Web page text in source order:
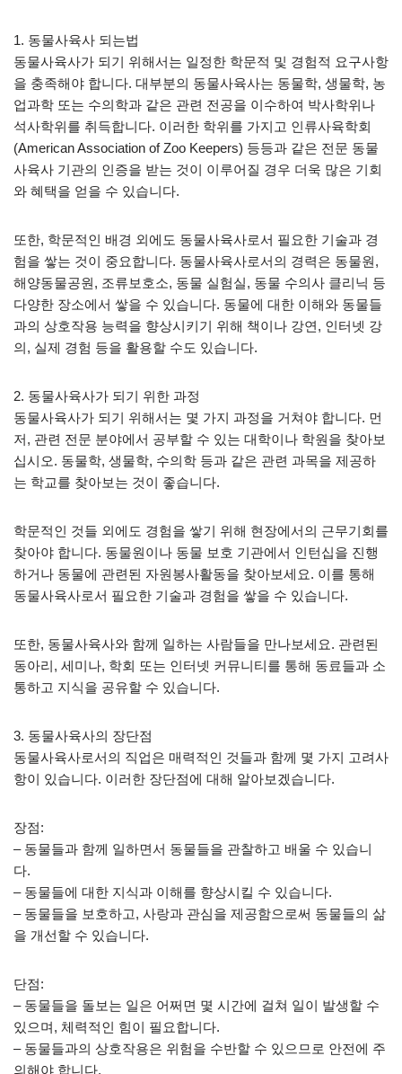
1. 동물사육사 되는법
동물사육사가 되기 위해서는 일정한 학문적 및 경험적 요구사항
을 충족해야 합니다. 대부분의 동물사육사는 동물학, 생물학, 농
업과학 또는 수의학과 같은 관련 전공을 이수하여 박사학위나
석사학위를 취득합니다. 이러한 학위를 가지고 인류사육학회
(American Association of Zoo Keepers) 등등과 같은 전문 동물
사육사 기관의 인증을 받는 것이 이루어질 경우 더욱 많은 기회
와 혜택을 얻을 수 있습니다.
또한, 학문적인 배경 외에도 동물사육사로서 필요한 기술과 경
험을 쌓는 것이 중요합니다. 동물사육사로서의 경력은 동물원,
해양동물공원, 조류보호소, 동물 실험실, 동물 수의사 클리닉 등
다양한 장소에서 쌓을 수 있습니다. 동물에 대한 이해와 동물들
과의 상호작용 능력을 향상시키기 위해 책이나 강연, 인터넷 강
의, 실제 경험 등을 활용할 수도 있습니다.
2. 동물사육사가 되기 위한 과정
동물사육사가 되기 위해서는 몇 가지 과정을 거쳐야 합니다. 먼
저, 관련 전문 분야에서 공부할 수 있는 대학이나 학원을 찾아보
십시오. 동물학, 생물학, 수의학 등과 같은 관련 과목을 제공하
는 학교를 찾아보는 것이 좋습니다.
학문적인 것들 외에도 경험을 쌓기 위해 현장에서의 근무기회를
찾아야 합니다. 동물원이나 동물 보호 기관에서 인턴십을 진행
하거나 동물에 관련된 자원봉사활동을 찾아보세요. 이를 통해
동물사육사로서 필요한 기술과 경험을 쌓을 수 있습니다.
또한, 동물사육사와 함께 일하는 사람들을 만나보세요. 관련된
동아리, 세미나, 학회 또는 인터넷 커뮤니티를 통해 동료들과 소
통하고 지식을 공유할 수 있습니다.
3. 동물사육사의 장단점
동물사육사로서의 직업은 매력적인 것들과 함께 몇 가지 고려사
항이 있습니다. 이러한 장단점에 대해 알아보겠습니다.
장점:
– 동물들과 함께 일하면서 동물들을 관찰하고 배울 수 있습니
다.
– 동물들에 대한 지식과 이해를 향상시킬 수 있습니다.
– 동물들을 보호하고, 사랑과 관심을 제공함으로써 동물들의 삶
을 개선할 수 있습니다.
단점:
– 동물들을 돌보는 일은 어쩌면 몇 시간에 걸쳐 일이 발생할 수
있으며, 체력적인 힘이 필요합니다.
– 동물들과의 상호작용은 위험을 수반할 수 있으므로 안전에 주
의해야 합니다.